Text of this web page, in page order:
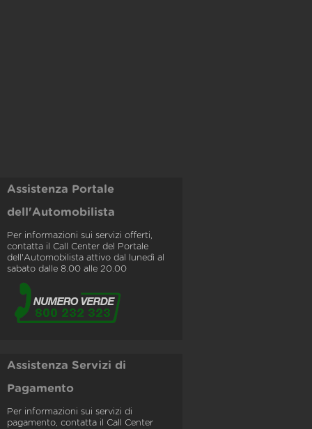
Assistenza Portale
dell'Automobilista
Per informazioni sui servizi offerti,
contatta il Call Center del Portale
dell'Automobilista attivo dal lunedì al
sabato dalle 8.00 alle 20.00
Assistenza Servizi di
Pagamento
Per informazioni sui servizi di
pagamento, contatta il Call Center